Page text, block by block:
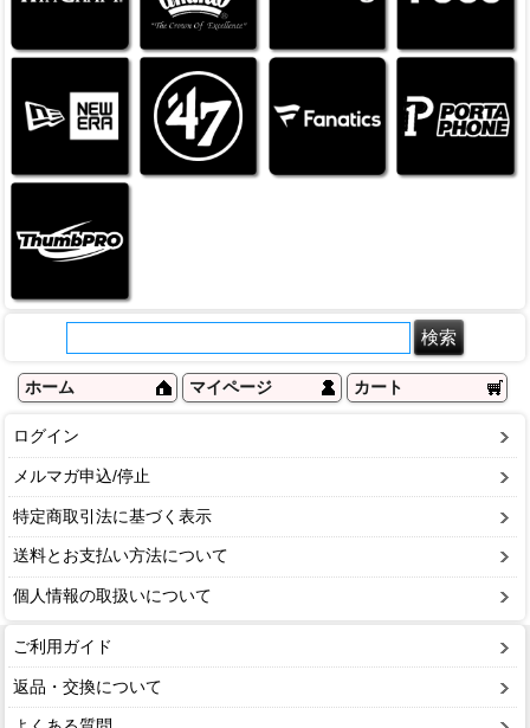
ホーム マイページ カート
ログイン
メルマガ申込/停止
特定商取引法に基づく表示
送料とお支払い方法について
個人情報の取扱いについて
ご利用ガイド
返品・交換について